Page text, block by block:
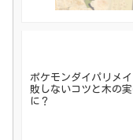
ポケモンダイパリメ
敗しないコツと木の
に？